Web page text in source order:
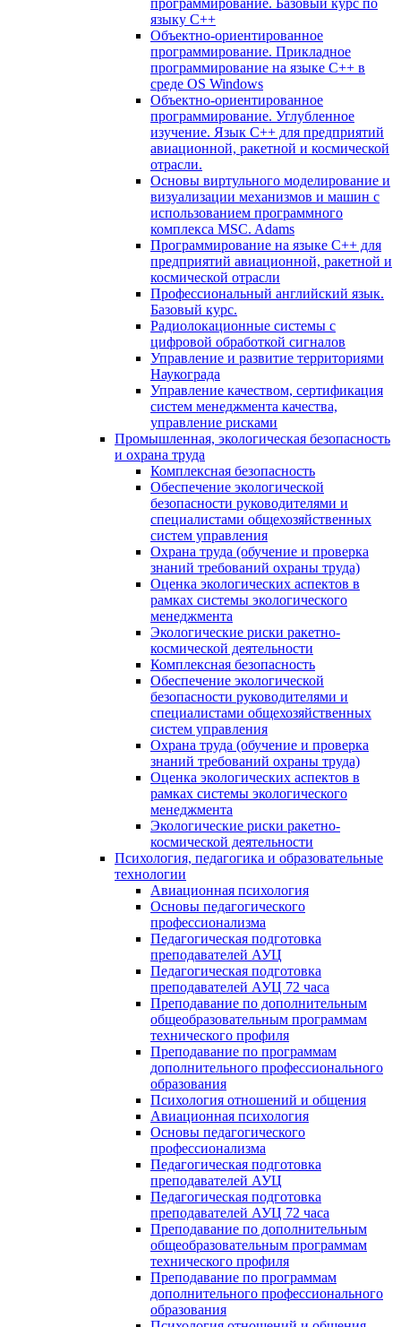
языку С++
Объектно-ориентированное
программирование. Прикладное
программирование на языке С++ в
среде OS Windows
Объектно-ориентированное
программирование. Углубленное
изучение. Язык С++ для предприятий
авиационной, ракетной и космической
отрасли.
Основы виртульного моделирование и
визуализации механизмов и машин с
использованием программного
комплекса MSC. Adams
Программирование на языке С++ для
предприятий авиационной, ракетной и
космической отрасли
Профессиональный английский язык.
Базовый курс.
Радиолокационные системы с
цифровой обработкой сигналов
Управление и развитие территориями
Наукограда
Управление качеством, сертификация
систем менеджмента качества,
управление рисками
Промышленная, экологическая безопасность
и охрана труда
Комплексная безопасность
Обеспечение экологической
безопасности руководителями и
специалистами общехозяйственных
систем управления
Охрана труда (обучение и проверка
знаний требований охраны труда)
Оценка экологических аспектов в
рамках системы экологического
менеджмента
Экологические риски ракетно-
космической деятельности
Комплексная безопасность
Обеспечение экологической
безопасности руководителями и
специалистами общехозяйственных
систем управления
Охрана труда (обучение и проверка
знаний требований охраны труда)
Оценка экологических аспектов в
рамках системы экологического
менеджмента
Экологические риски ракетно-
космической деятельности
Психология, педагогика и образовательные
технологии
Авиационная психология
Основы педагогического
профессионализма
Педагогическая подготовка
преподавателей АУЦ
Педагогическая подготовка
преподавателей АУЦ 72 часа
Преподавание по дополнительным
общеобразовательным программам
технического профиля
Преподавание по программам
дополнительного профессионального
образования
Психология отношений и общения
Авиационная психология
Основы педагогического
профессионализма
Педагогическая подготовка
преподавателей АУЦ
Педагогическая подготовка
преподавателей АУЦ 72 часа
Преподавание по дополнительным
общеобразовательным программам
технического профиля
Преподавание по программам
дополнительного профессионального
образования